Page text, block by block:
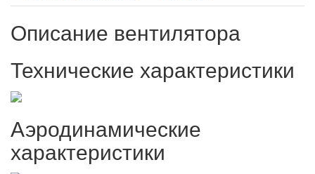
Описание вентилятора
Технические характеристики
Аэродинамические
характеристики